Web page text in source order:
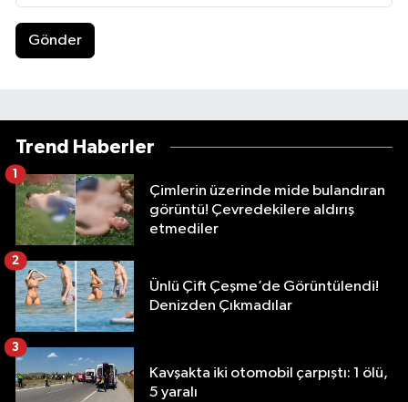
Gönder
Trend Haberler
Çimlerin üzerinde mide bulandıran
görüntü! Çevredekilere aldırış
etmediler
1
Ünlü Çift Çeşme’de Görüntülendi!
Denizden Çıkmadılar
2
Kavşakta iki otomobil çarpıştı: 1 ölü,
5 yaralı
3